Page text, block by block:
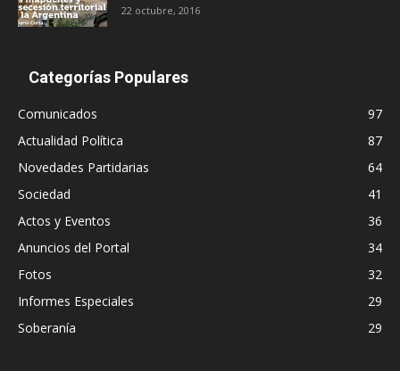
22 octubre, 2016
Categorías Populares
Comunicados
97
Actualidad Política
87
Novedades Partidarias
64
Sociedad
41
Actos y Eventos
36
Anuncios del Portal
34
Fotos
32
Informes Especiales
29
Soberanía
29